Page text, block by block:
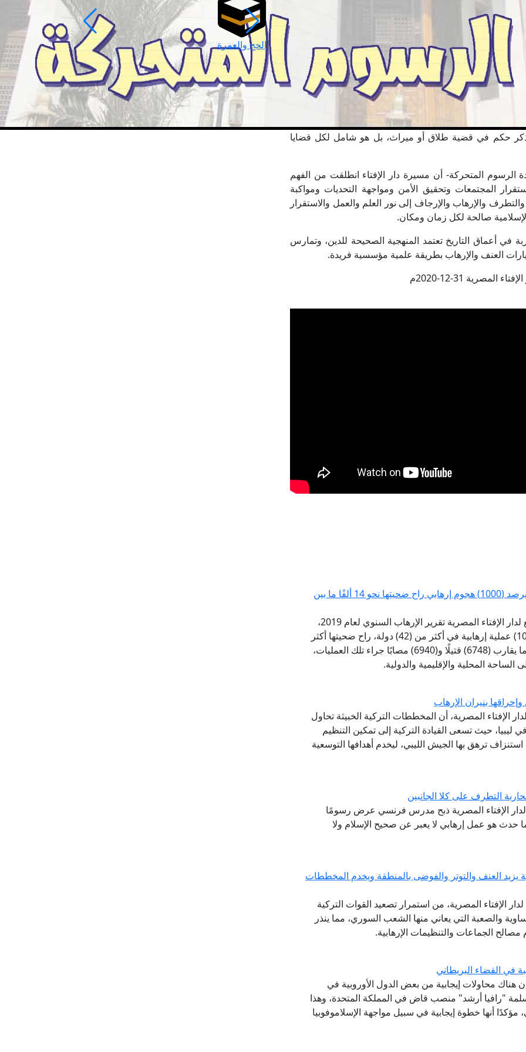
ذكر حكم في قضية طلاق أو ميراث، بل هو شامل لكل قضايا
المتحركة- أن مسيرة دار الإفتاء انطلقت من الفهم
المجتمعات وتحقيق الأمن ومواجهة التحديات ومواكبة
والإرهاب والإرجاف إلى نور العلم والعمل والاستقرار
صالحة لكل زمان ومكان.
في أعماق التاريخ تعتمد المنهجية الصحيحة للدين، وتمارس
العنف والإرهاب بطريقة علمية مؤسسية فريدة.
المصرية 31-12-2020م
مرصد الإفتاء: حصاد الإرهاب السنوي للعام 2019 يرصد (1000) هجوم إرهابي راح ضحيتها نحو 14 ألفًا ما بين
أطلق مرصد الفتاوى التكفيرية والآراء المتشددة التابع لدار الإفتاء المصرية تقرير الإرهاب السنوي لعام 2019،
وأكد التقرير السنوي أن عام 2019 شهد أكثر من (1000) عملية إرهابية في أكثر من (42) دولة، راح ضحيتها أكثر
من (13688) شخصًا ما بين قتيل وجريح، حيث سقط ما يقارب (6748) قتيلًا و(6940) مصابًا جراء تلك العمليات،
المحلية والإقليمية والدولية.
بنيران الإرهاب
الإفتاء المصرية، أن المخططات التركية الخبيثة تحاول
ليبيا، حيث تسعى القيادة التركية إلى تمكين التنظيم
ترهق بها الجيش الليبي، ليخدم أهدافها التوسعية
التطرف على كلا الجانبين
لدار الإفتاء المصرية ذبح مدرس فرنسي عرض رسومًا
حدث هو عمل إرهابي لا يعبر عن صحيح الإسلام ولا
يزيد العنف والتوتر والفوضى بالمنطقة ويخدم المخططات
الإفتاء المصرية، من استمرار تصعيد القوات التركية
والصعبة التي يعاني منها الشعب السوري، مما ينذر
الجماعات والتنظيمات الإرهابية.
في القضاء البريطاني
إن هناك محاولات إيجابية من بعض الدول الأوروبية في
"رافيا أرشد" منصب قاض في المملكة المتحدة، وهذا
أنها خطوة إيجابية في سبيل مواجهة الإسلاموفوبيا
الحج والعمرة رمضان